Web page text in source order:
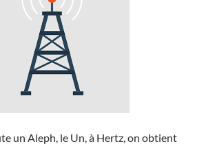
un Aleph, le Un, à Hertz, on obtient